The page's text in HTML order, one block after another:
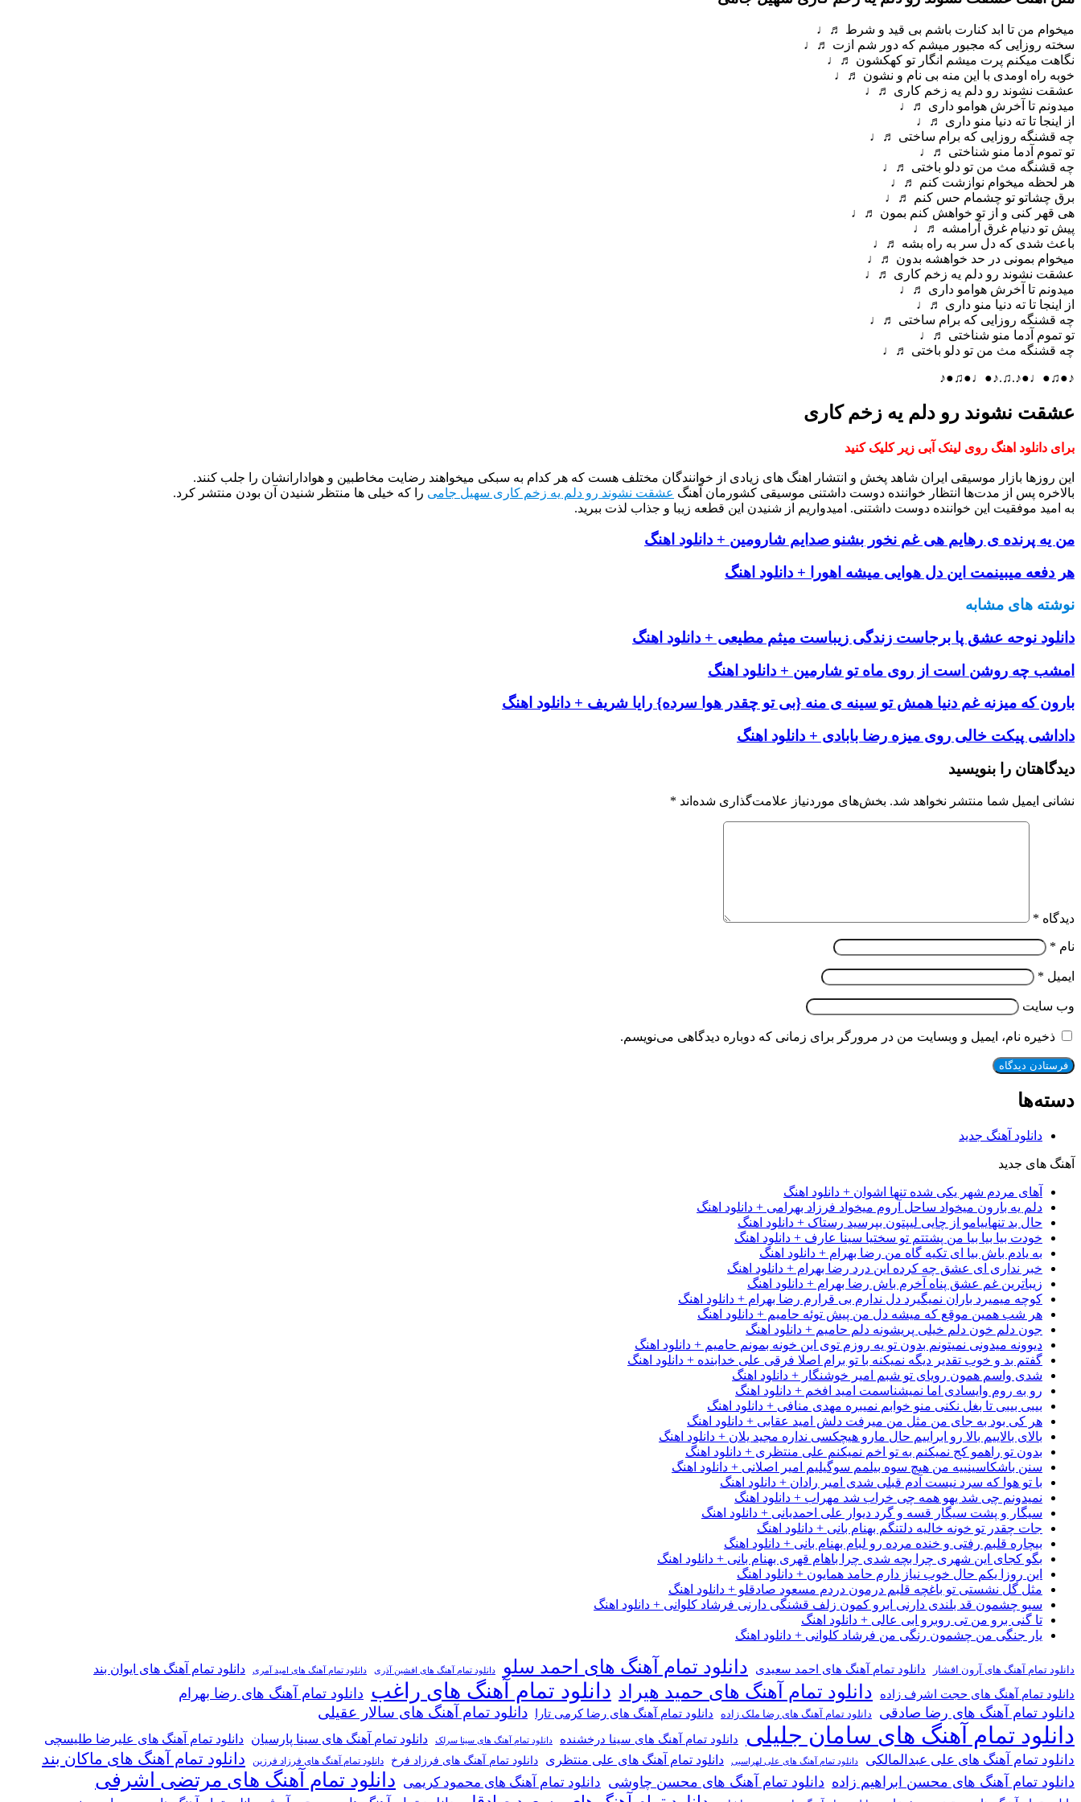
میخوام من تا ابد کنارت باشم بی قید و شرط ♬♩
سخته روزایی که مجبور میشم که دور شم ازت ♬♩
نگاهت میکنم پرت میشم انگار تو کهکشون ♬♩
خوبه راه اومدی با این منه بی نام و نشون ♬♩
عشقت نشوند رو دلم یه زخم کاری ♬♩
میدونم تا آخرش هوامو داری ♬♩
از اینجا تا ته دنیا منو داری ♬♩
چه قشنگه روزایی که برام ساختی ♬♩
تو تموم آدما منو شناختی ♬♩
چه قشنگه مث من تو دلو باختی ♬♩
هر لحظه میخوام نوازشت کنم ♬♩
برق چشاتو تو چشمام حس کنم ♬♩
هی قهر کنی و از تو خواهش کنم بمون ♬♩
پیش تو دنیام غرق آرامشه ♬♩
باعث شدی که دل سر به راه بشه ♬♩
میخوام بمونی در حد خواهشه بدون ♬♩
عشقت نشوند رو دلم یه زخم کاری ♬♩
میدونم تا آخرش هوامو داری ♬♩
از اینجا تا ته دنیا منو داری ♬♩
چه قشنگه روزایی که برام ساختی ♬♩
تو تموم آدما منو شناختی ♬♩
چه قشنگه مث من تو دلو باختی ♬♩
♪●♫●♩●♪.♫.♪●♩●♫●♪
عشقت نشوند رو دلم یه زخم کاری
برای دانلود اهنگ روی لینک آبی زیر کلیک کنید
این روزها بازار موسیقی ایران شاهد پخش و انتشار اهنگ های زیادی از خوانندگان مختلف هست که هر کدام به سبکی میخواهند رضایت مخاطبین و هوادارانشان را جلب کنند.
بالاخره پس از مدت‌ها انتظار خواننده دوست داشتنی موسیقی کشورمان آهنگ عشقت نشوند رو دلم یه زخم کاری سهیل جامی را که خیلی ها منتظر شنیدن آن بودن منتشر کرد.
به امید موفقیت این خواننده دوست داشتنی. امیدواریم از شنیدن این قطعه زیبا و جذاب لذت ببرید.
من یه پرنده ی رهایم هی غم نخور بشنو صدایم شارومین + دانلود اهنگ
هر دفعه میبینمت این دل هوایی میشه اهورا + دانلود اهنگ
نوشته های مشابه
دانلود نوحه عشق پا برجاست زندگی زیباست میثم مطیعی + دانلود اهنگ
امشب چه روشن است از روی ماه تو شارمین + دانلود اهنگ
بارون که میزنه غم دنیا همش تو سینه ی منه {بی تو چقدر هوا سرده} رایا شریف + دانلود اهنگ
داداشی پیکت خالی روی میزه رضا بابادی + دانلود اهنگ
دیدگاهتان را بنویسید
نشانی ایمیل شما منتشر نخواهد شد. بخش‌های موردنیاز علامت‌گذاری شده‌اند *
دیدگاه *
نام *
ایمیل *
وب‌ سایت
ذخیره نام، ایمیل و وبسایت من در مرورگر برای زمانی که دوباره دیدگاهی می‌نویسم.
دسته‌ها
دانلود آهنگ جدید
آهنگ های جدید
آهای مردم شهر یکی شده تنها اشوان + دانلود اهنگ
دلم یه بارون میخواد ساحل آروم میخواد فرزاد بهرامی + دانلود اهنگ
حال بد تنهاییامو از چایی لیپتون بپرسید رستاک + دانلود اهنگ
خودت بیا بیا بیا من پشتتم تو سختیا سینا عارف + دانلود اهنگ
به یادم باش بیا ای تکیه گاه من رضا بهرام + دانلود اهنگ
خبر نداری ای عشق چه کرده این درد رضا بهرام + دانلود اهنگ
زیباترین غم عشق پناه آخرم باش رضا بهرام + دانلود اهنگ
کوچه میمیرد باران نمیگیرد دل ندارم بی قرارم رضا بهرام + دانلود اهنگ
هر شب همین موقع که میشه دل من پیش توئه حامیم + دانلود اهنگ
جون دلم خون دلم خیلی پریشونه دلم حامیم + دانلود اهنگ
دیوونه میدونی نمیتونم بدون تو یه روزم توی این خونه بمونم حامیم + دانلود اهنگ
گفتم بد و خوب تقدیر دیگه نمیکنه با تو برام اصلا فرقی علی خدابنده + دانلود اهنگ
شدی واسم همون رویای تو شبم امیر خوشنگار + دانلود اهنگ
رو به روم وایسادی اما نمیشناسمت امید افخم + دانلود اهنگ
بیبی بیبی تا بغل نکنی منو خوابم نمیبره مهدی منافی + دانلود اهنگ
هر کی بود به جای من مثل من میرفت دلش امید عقابی + دانلود اهنگ
بالای بالاییم بالا رو ابراییم حال مارو هیچکسی نداره مجید یلان + دانلود اهنگ
بدون تو راهمو کج نمیکنم به تو اخم نمیکنم علی منتظری + دانلود اهنگ
سنن باشکاسینییه من هیچ سوه بیلمم سوگیلیم امیر اصلانی + دانلود اهنگ
با تو هوا که سرد نیست آدم قبلی شدی امیر رادان + دانلود اهنگ
نمیدونم چی شد یهو همه چی خراب شد مهراب + دانلود اهنگ
سیگار و پشت سیگار قسه و گرد دیوار علی احمدیانی + دانلود اهنگ
جات چقدر تو خونه خالیه دلتنگم بهنام بانی + دانلود اهنگ
بیچاره قلبم رفتی و خنده مرده رو لبام بهنام بانی + دانلود اهنگ
بگو کجای این شهری چرا بچه شدی چرا باهام قهری بهنام بانی + دانلود اهنگ
این روزا یکم حال خوب نیاز دارم حامد همایون + دانلود اهنگ
مثل گل نشستی تو باغچه قلبم درمون دردم مسعود صادقلو + دانلود اهنگ
سیو چشمون قد بلندی دارنی ابرو کمون زلف قشنگی دارنی فرشاد کلوانی + دانلود اهنگ
تا گنی برو من تی روبرو ابی عالی + دانلود اهنگ
یار جنگی من چشمون رنگی من فرشاد کلوانی + دانلود اهنگ
دانلود تمام آهنگ های آرون افشار دانلود تمام آهنگ های احمد سعیدی دانلود تمام آهنگ های احمد سلو دانلود تمام آهنگ های افشین آذری دانلود تمام آهنگ های امید آمری دانلود تمام آهنگ های ایوان بند
دانلود تمام آهنگ های حجت اشرف زاده دانلود تمام آهنگ های حمید هیراد دانلود تمام آهنگ های راغب دانلود تمام آهنگ های رضا بهرام
دانلود تمام آهنگ های رضا صادقی
دانلود تمام آهنگ های رضا ملک زاده دانلود تمام آهنگ های رضا کرمی تارا دانلود تمام آهنگ های سالار عقیلی
دانلود تمام آهنگ های سامان جلیلی دانلود تمام آهنگ های سینا درخشنده دانلود تمام آهنگ های سینا سرلک دانلود تمام آهنگ های سینا پارسیان دانلود تمام آهنگ های علیرضا طلیسچی
دانلود تمام آهنگ های علی عبدالمالکی دانلود تمام آهنگ های علی لهراسبی دانلود تمام آهنگ های علی منتظری دانلود تمام آهنگ های فرزاد فرخ دانلود تمام آهنگ های فرزاد فرزین دانلود تمام آهنگ های ماکان بند
دانلود تمام آهنگ های محسن ابراهیم زاده دانلود تمام آهنگ های محسن چاوشی دانلود تمام آهنگ های محمود کریمی دانلود تمام آهنگ های مرتضی اشرفی